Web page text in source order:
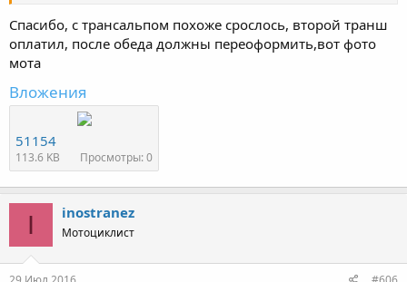
Спасибо, с трансальпом похоже срослось, второй транш
оплатил, после обеда должны переоформить,вот фото
мота
Вложения
51154
113.6 KB Просмотры: 0
I inostranez
Мотоциклист